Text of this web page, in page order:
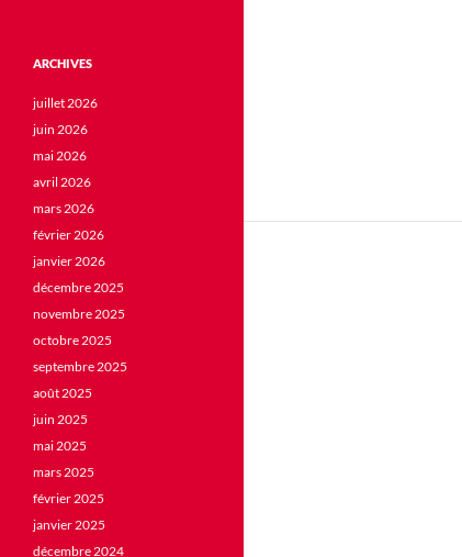
ARCHIVES
juillet 2026
juin 2026
mai 2026
avril 2026
mars 2026
février 2026
janvier 2026
décembre 2025
novembre 2025
octobre 2025
septembre 2025
août 2025
juin 2025
mai 2025
mars 2025
février 2025
janvier 2025
décembre 2024